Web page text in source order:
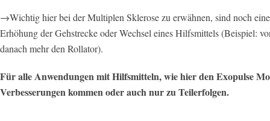
→Wichtig hier bei der Multiplen Sklerose zu erwähnen, sind noch
Erhöhung der Gehstrecke oder Wechsel eines Hilfsmittels (Beispiel:
danach mehr den Rollator).
Für alle Anwendungen mit Hilfsmitteln, wie hier den Exopulse
Verbesserungen kommen oder auch nur zu Teilerfolgen.